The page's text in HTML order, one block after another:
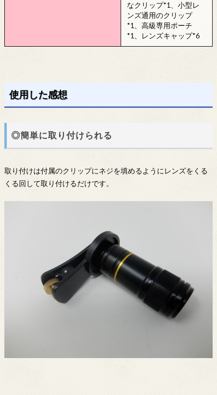
なクリップ*1、小型レ
ンズ通用のクリップ
*1、高級専用ポーチ
*1、レンズキャップ*6
使用した感想
◎簡単に取り付けられる
取り付けは付属のクリップにネジを填めるようにレンズをくる
くる回して取り付けるだけです。